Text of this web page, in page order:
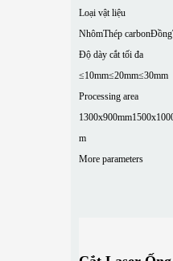
Loại vật liệu
NhômThép carbonĐồng
Độ dày cắt tối đa
≤10mm≤20mm≤30mm
Processing area
1300x900mm
m
More parameters